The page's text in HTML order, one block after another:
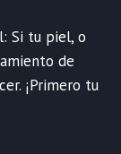
Si tu piel, o
de
¡Primero tu